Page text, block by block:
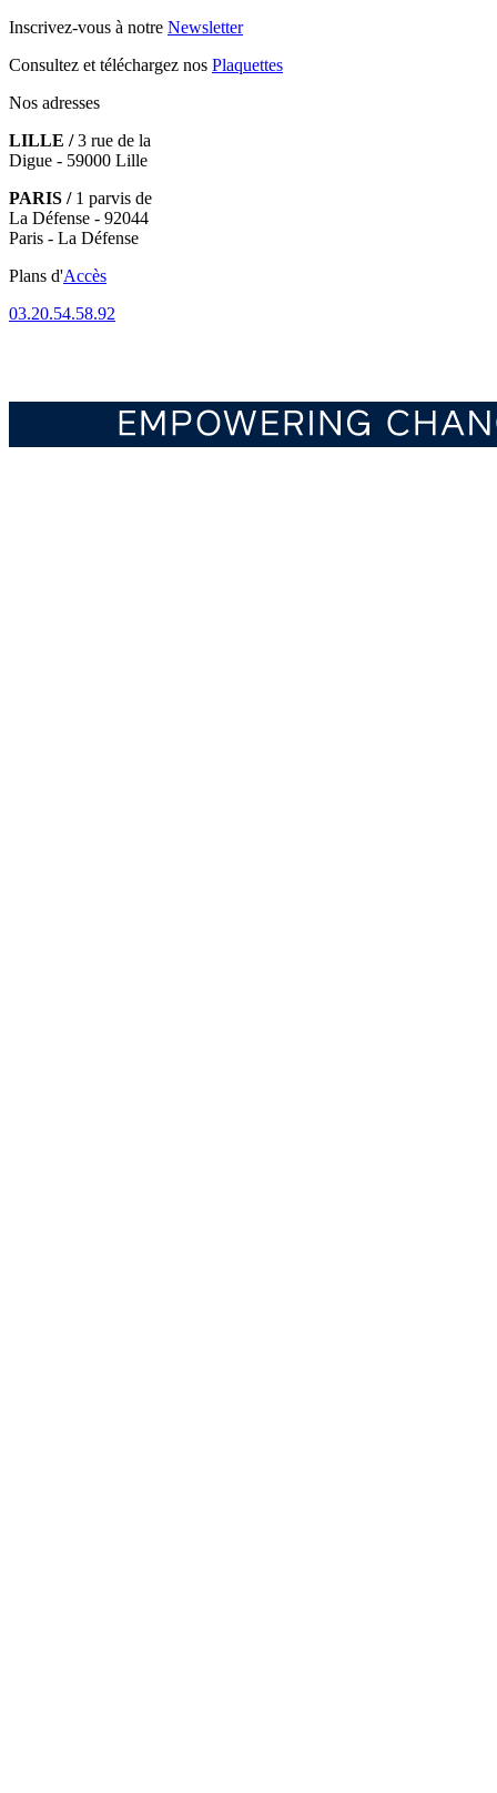
Inscrivez-vous à notre Newsletter
Consultez et téléchargez nos Plaquettes
Nos adresses
LILLE /3 rue de la
Digue - 59000 Lille
PARIS /1 parvis de
La Défense - 92044
Paris - La Défense
Plans d'Accès
03.20.54.58.92